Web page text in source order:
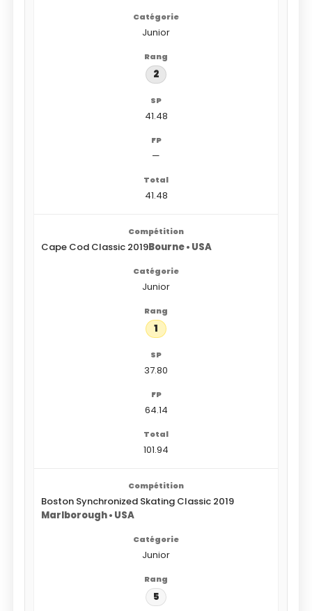
Junior
2
41.48
—
41.48
Cape Cod Classic 2019Bourne • USA
Junior
1
37.80
64.14
101.94
Boston Synchronized Skating Classic 2019
Marlborough • USA
Junior
5